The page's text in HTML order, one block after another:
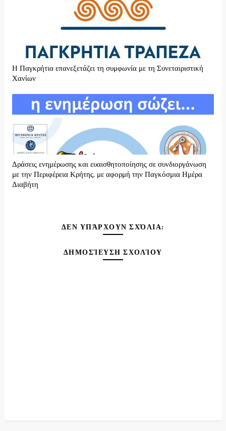
H Παγκρήτια επανεξετάζει τη συμφωνία με τη Συνεταιριστική
Χανίων
Δράσεις ενημέρωσης και ευαισθητοποίησης σε συνδιοργάνωση
με την Περιφέρεια Κρήτης, με αφορμή την Παγκόσμια Ημέρα
Διαβήτη
ΔΕΝ ΥΠΆΡΧΟΥΝ ΣΧΌΛΙΑ:
ΔΗΜΟΣΊΕΥΣΗ ΣΧΟΛΊΟΥ